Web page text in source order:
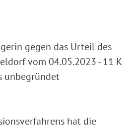
gegen das Urteil des
vom 04.05.2023 - 11 K
unbegründet
hat die